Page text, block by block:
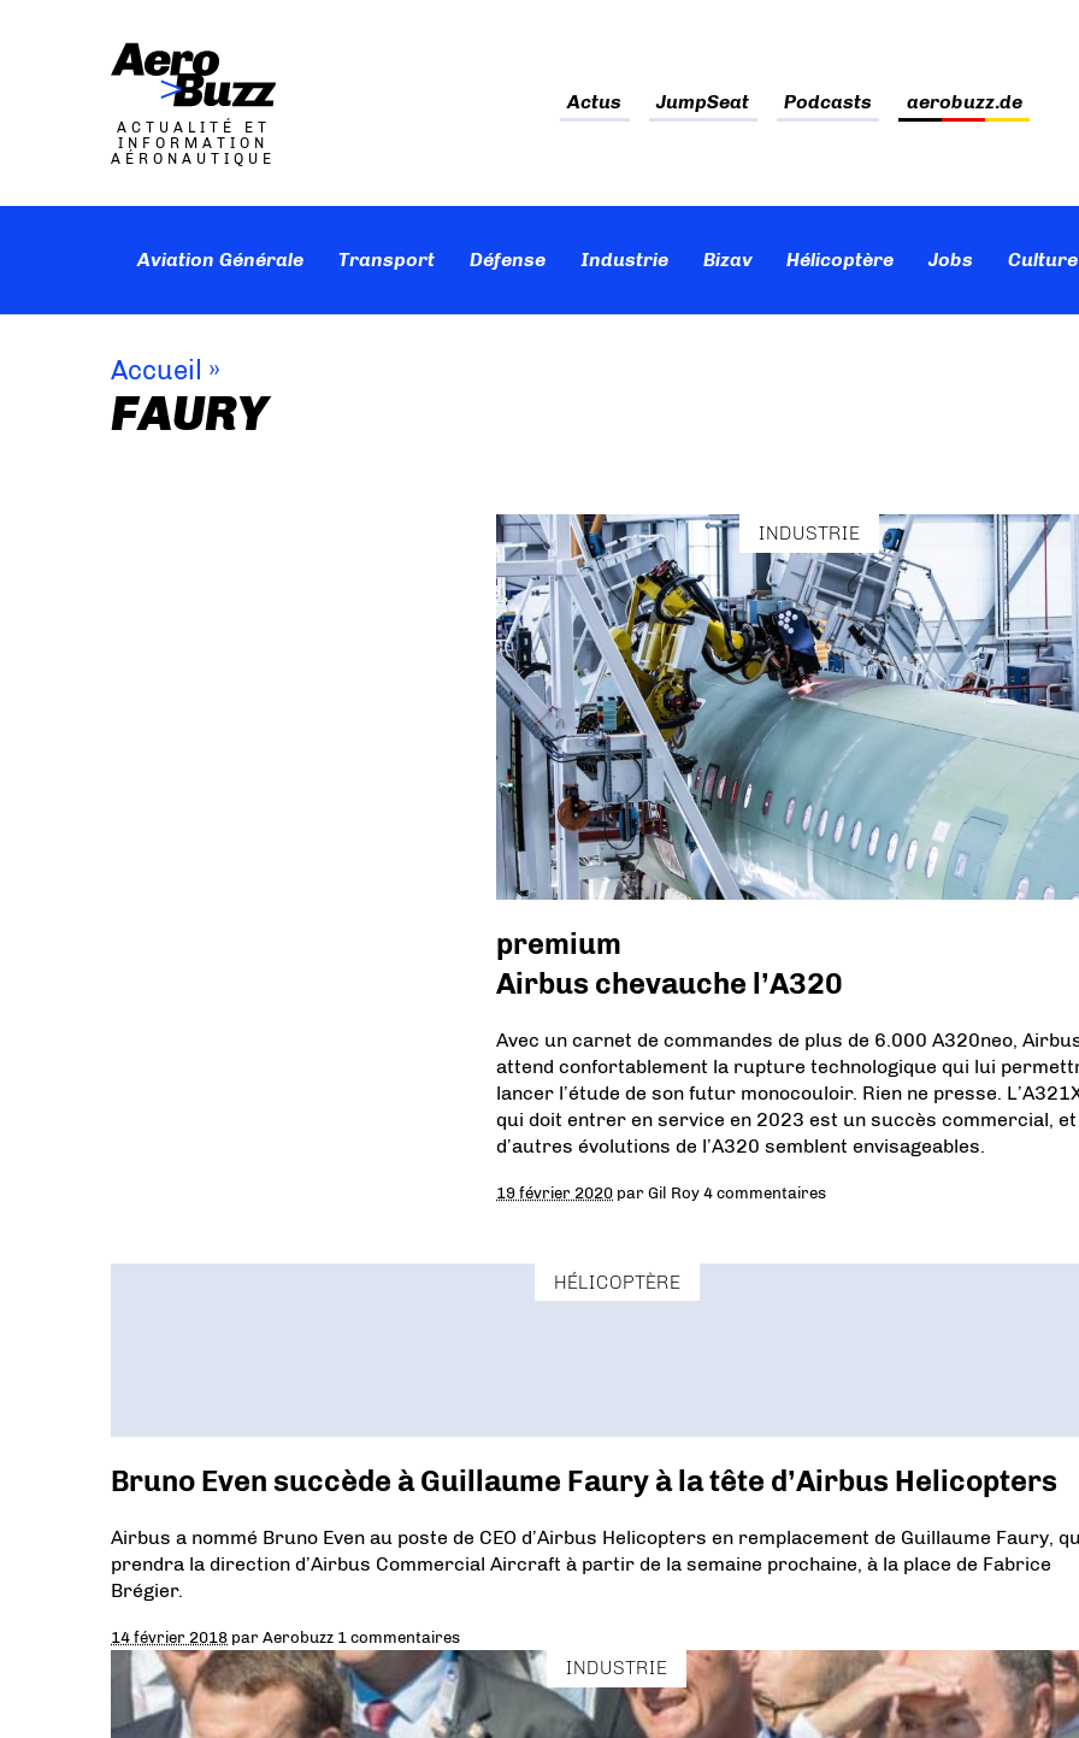
ACTUALITÉ ET
INFORMATION
AÉRONAUTIQUE
Actus JumpSeat Podcasts aerobuzz.de
Aviation Générale Transport Défense Industrie Bizav Hélicoptère Jobs
Accueil »
FAURY
INDUSTRIE
premium
Airbus chevauche l’A320
Avec un carnet de commandes de plus de 6.000 A320neo,
attend confortablement la rupture technologique qui lui
lancer l’étude de son futur monocouloir. Rien ne presse.
qui doit entrer en service en 2023 est un succès commercial, et
d’autres évolutions de l’A320 semblent envisageables.
19 février 2020 parGil Roy4 commentaires
HÉLICOPTÈRE
Bruno Even succède à Guillaume Faury à la tête d’Airbus Helicopters
Airbus a nommé Bruno Even au poste de CEO d’Airbus Helicopters en remplacement de Guillaume Faury,
prendra la direction d’Airbus Commercial Aircraft à partir de la semaine prochaine, à la place de Fabrice
Brégier.
14 février 2018 parAerobuzz 1 commentaires
INDUSTRIE